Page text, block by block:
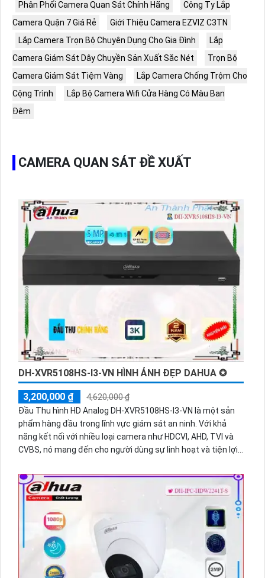
Phân Phối Camera Quan Sát Chính Hãng
Công Ty Lắp
Camera Quận 7 Giá Rẻ
Giới Thiệu Camera EZVIZ C3TN
Lắp Camera Trọn Bộ Chuyên Dụng Cho Gia Đình
Lắp
Camera Giám Sát Dây Chuyền Sản Xuất Sắc Nét
Trọn Bộ
Camera Giám Sát Tiệm Vàng
Lắp Camera Chống Trộm Cho
Cộng Trình
Lắp Bộ Camera Wifi Cửa Hàng Có Màu Ban
Đêm
CAMERA QUAN SÁT ĐỀ XUẤT
DH-XVR5108HS-I3-VN HÌNH ẢNH ĐẸP DAHUA ✪
3,200,000 ₫
4,620,000 ₫
Đầu Thu hình HD Analog DH-XVR5108HS-I3-VN là một sản
phẩm hàng đầu trong lĩnh vực giám sát an ninh. Với khả
năng kết nối với nhiều loại camera như HDCVI, AHD, TVI và
CVBS, nó mang đến cho người dùng sự linh hoạt và tiện lợi.
chất lượng hình ảnh sắc nét và chân thực, giúp người dùng
theo dõi và ghi lại những hiện tượng quan trọng một cách
chính xác và rõ ràng. DH-XVR5108HS-I3-VN cũng được
trang bị các tính năng thông minh như phát hiện chuyển
động, cảnh báo đột nhập và hỗ trợ xem qua smartphone,
mang lại sự an tâm và thuận lợi cho người dùng trong việc
quản lý và giám sát an ninh.